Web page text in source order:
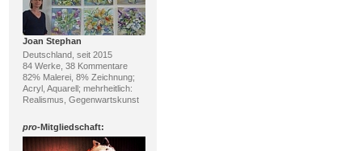
Joan Stephan
Deutschland, seit 2015
84 Werke, 38 Kommentare
82% Malerei, 8% Zeichnung;
Acryl, Aquarell; mehrheitlich:
Realismus, Gegenwartskunst
pro-Mitgliedschaft: